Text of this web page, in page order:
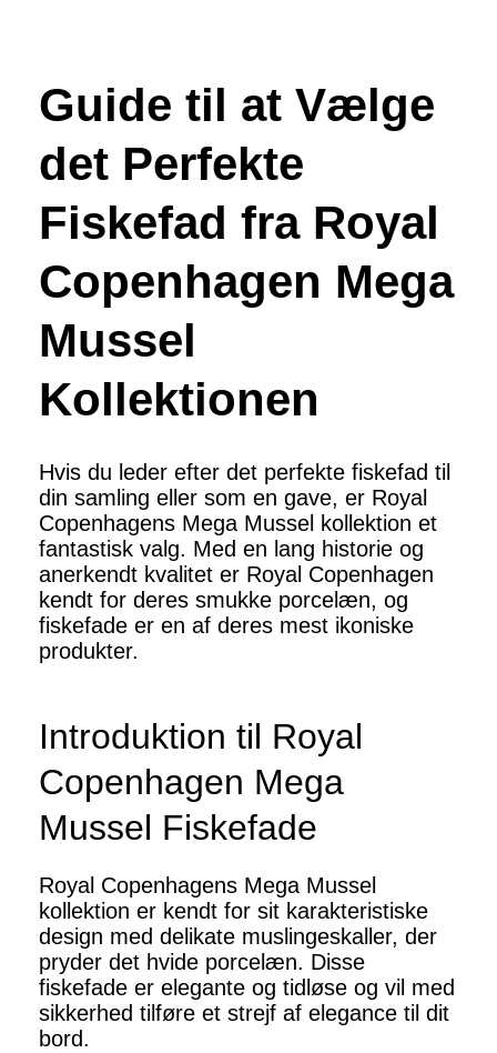
Guide til at Vælge
det Perfekte
Fiskefad fra Royal
Copenhagen Mega
Mussel
Kollektionen
Hvis du leder efter det perfekte fiskefad til
din samling eller som en gave, er Royal
Copenhagens Mega Mussel kollektion et
fantastisk valg. Med en lang historie og
anerkendt kvalitet er Royal Copenhagen
kendt for deres smukke porcelæn, og
fiskefade er en af deres mest ikoniske
produkter.
Introduktion til Royal
Copenhagen Mega
Mussel Fiskefade
Royal Copenhagens Mega Mussel
kollektion er kendt for sit karakteristiske
design med delikate muslingeskaller, der
pryder det hvide porcelæn. Disse
fiskefade er elegante og tidløse og vil med
sikkerhed tilføre et strejf af elegance til dit
bord.